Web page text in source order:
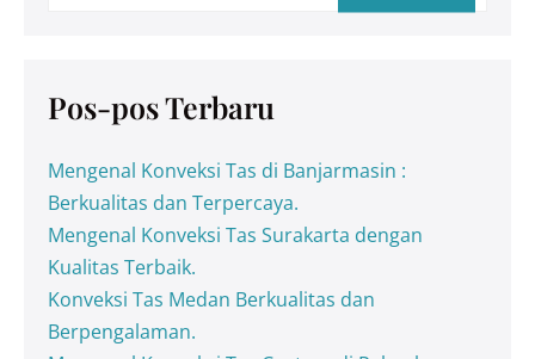
Pos-pos Terbaru
Mengenal Konveksi Tas di Banjarmasin :
Berkualitas dan Terpercaya.
Mengenal Konveksi Tas Surakarta dengan
Kualitas Terbaik.
Konveksi Tas Medan Berkualitas dan
Berpengalaman.